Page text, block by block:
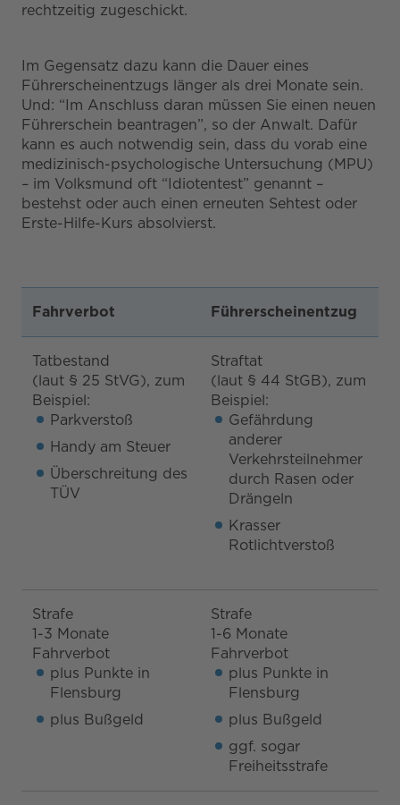
rechtzeitig zugeschickt.
Im Gegensatz dazu kann die Dauer eines
Führerscheinentzugs länger als drei Monate sein.
Und: “Im Anschluss daran müssen Sie einen neuen
Führerschein beantragen”, so der Anwalt. Dafür
kann es auch notwendig sein, dass du vorab eine
medizinisch-psychologische Untersuchung (MPU)
– im Volksmund oft “Idiotentest” genannt –
bestehst oder auch einen erneuten Sehtest oder
Erste-Hilfe-Kurs absolvierst.
Fahrverbot Führerscheinentzug
Tatbestand
(laut § 25 StVG), zum
Beispiel:
Parkverstoß
Handy am Steuer
Überschreitung des
TÜV
Straftat
(laut § 44 StGB), zum
Beispiel:
Gefährdung
anderer
Verkehrsteilnehmer
durch Rasen oder
Drängeln
Krasser
Rotlichtverstoß
Strafe
1-3 Monate
Fahrverbot
plus Punkte in
Flensburg
plus Bußgeld
Strafe
1-6 Monate
Fahrverbot
plus Punkte in
Flensburg
plus Bußgeld
ggf. sogar
Freiheitsstrafe